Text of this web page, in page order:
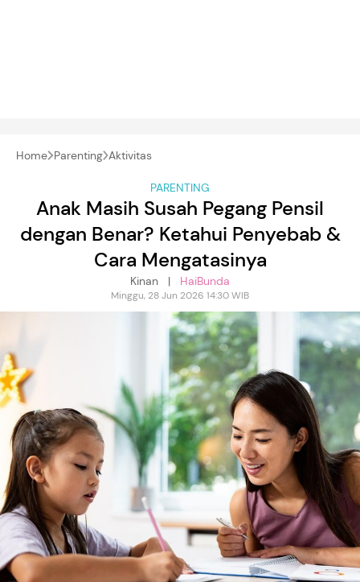
Home Parenting Aktivitas
PARENTING
Anak Masih Susah Pegang Pensil
dengan Benar? Ketahui Penyebab &
Cara Mengatasinya
Kinan | HaiBunda
Minggu, 28 Jun 2026 14:30 WIB